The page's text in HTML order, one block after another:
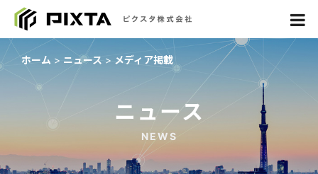
ホーム ニュース メディア掲載
ニュース
NEWS